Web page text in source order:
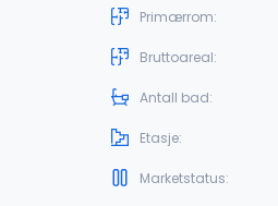
Primærrom:
Bruttoareal:
Antall bad:
Etasje:
Marketstatus: